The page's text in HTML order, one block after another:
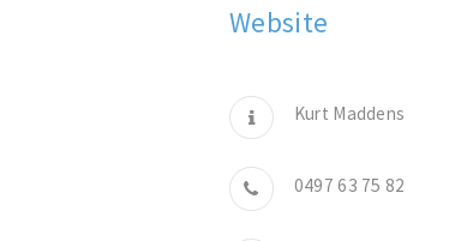
Website
Kurt Maddens
0497 63 75 82